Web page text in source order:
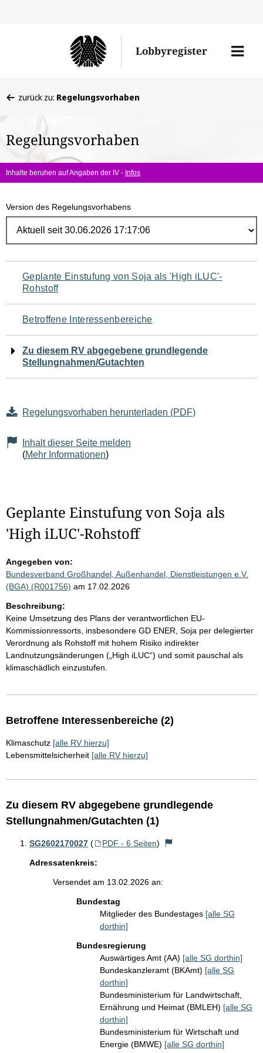
Lobbyregister
Menü
befinden
hier:
zurück zu: Regelungsvorhaben
Regelungsvorhaben
Inhalte beruhen auf Angaben der IV - Infos
Version des Regelungsvorhabens
Navigation
für
den
Seiteninhalt
Geplante Einstufung von Soja als 'High iLUC'-
Rohstoff
Betroffene Interessenbereiche
Zu diesem RV abgegebene grundlegende
Stellungnahmen/Gutachten
Regelungsvorhaben herunterladen (PDF)
Inhalt dieser Seite melden
(Mehr Informationen)
Geplante Einstufung von Soja als
'High iLUC'-Rohstoff
Angegeben von:
Bundesverband Großhandel, Außenhandel, Dienstleistungen e.V.
(BGA) (R001756) am 17.02.2026
Beschreibung:
Keine Umsetzung des Plans der verantwortlichen EU-
Kommissionressorts, insbesondere GD ENER, Soja per delegierter
Verordnung als Rohstoff mit hohem Risiko indirekter
Landnutzungsänderungen („High iLUC“) und somit pauschal als
klimaschädlich einzustufen.
Betroffene Interessenbereiche (2)
Klimaschutz [alle RV hierzu]
Lebensmittelsicherheit [alle RV hierzu]
Zu diesem RV abgegebene grundlegende
Stellungnahmen/Gutachten (1)
SG2602170027 ( PDF - 6 Seiten)
Adressatenkreis:
Versendet am 13.02.2026 an:
Bundestag
Mitglieder des Bundestages [alle SG
dorthin]
Bundesregierung
Auswärtiges Amt (AA) [alle SG dorthin]
Bundeskanzleramt (BKAmt) [alle SG
dorthin]
Bundesministerium für Landwirtschaft,
Ernährung und Heimat (BMLEH) [alle SG
dorthin]
Bundesministerium für Wirtschaft und
Energie (BMWE) [alle SG dorthin]